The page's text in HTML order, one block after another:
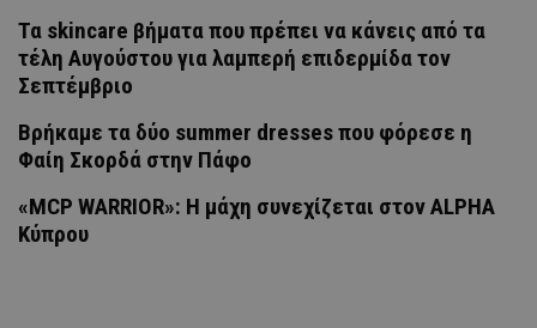
Τα skincare βήματα που πρέπει να κάνεις από τα
τέλη Αυγούστου για λαμπερή επιδερμίδα τον
Σεπτέμβριο
Βρήκαμε τα δύο summer dresses που φόρεσε η
Φαίη Σκορδά στην Πάφο
«MCP WARRIOR»: Η μάχη συνεχίζεται στον ALPHA
Κύπρου